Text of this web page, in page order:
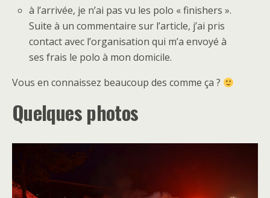
à l’arrivée, je n’ai pas vu les polo « finishers ».
Suite à un commentaire sur l’article, j’ai pris
contact avec l’organisation qui m’a envoyé à
ses frais le polo à mon domicile.
Vous en connaissez beaucoup des comme ça ?
Quelques photos